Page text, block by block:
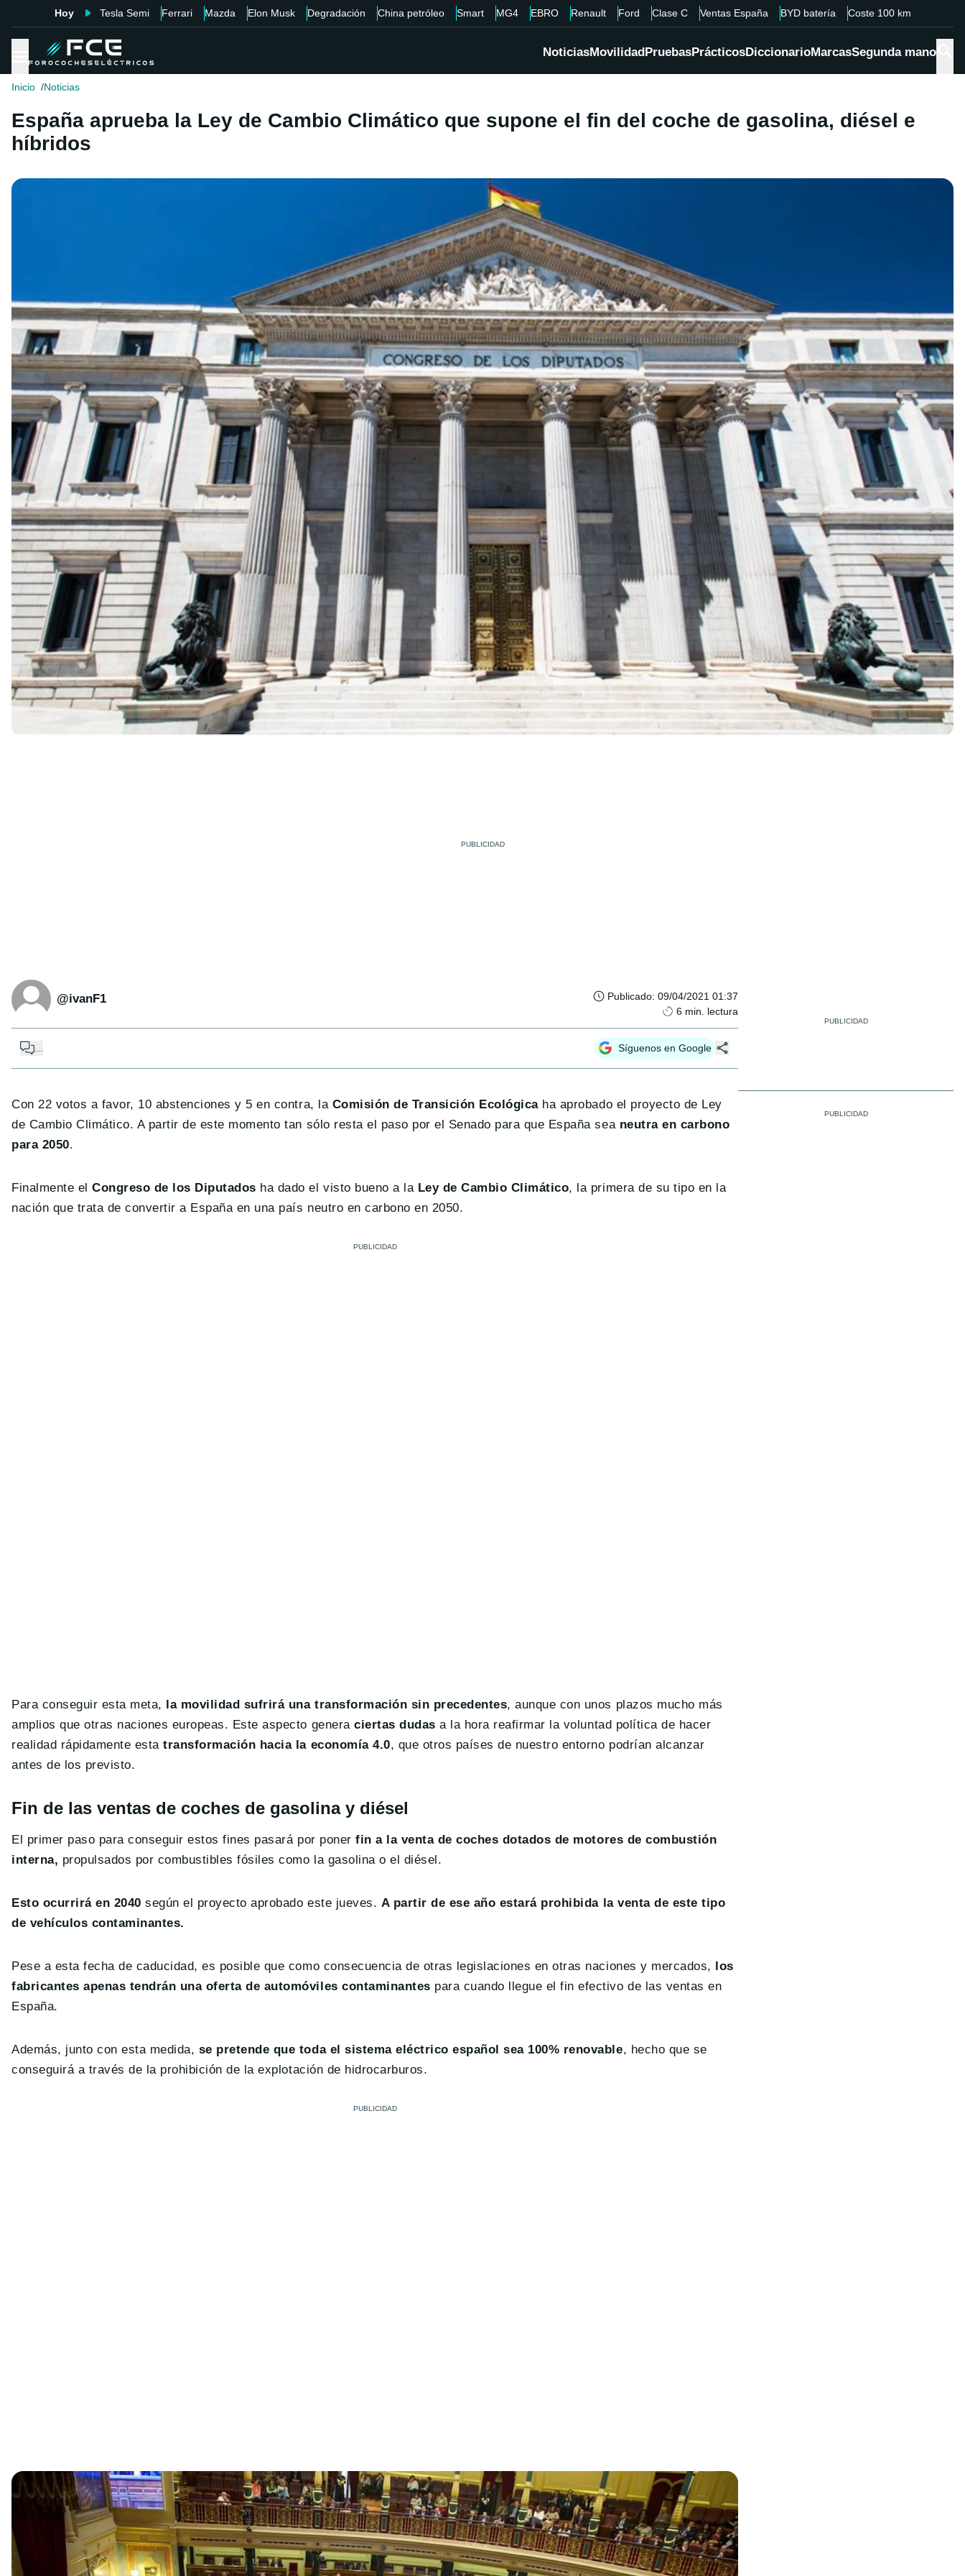
Hoy Tesla Semi Ferrari Mazda Elon Musk Degradación China petróleo Smart MG4 EBRO Renault Ford Clase C Ventas España BYD batería Coste 100 km
NoticiasMovilidadPruebasPrácticosDiccionarioMarcasSegunda mano
Inicio Noticias
España aprueba la Ley de Cambio Climático que supone el fin del coche de gasolina, diésel e
híbridos
@ivanF1 Publicado: 09/04/2021 01:37
6 min. lectura
Síguenos en Google
Con 22 votos a favor, 10 abstenciones y 5 en contra, la Comisión de Transición Ecológicaha aprobado el proyecto de Ley
de Cambio Climático. A partir de este momento tan sólo resta el paso por el Senado para que España sea neutra en carbono
para 2050.
Finalmente elCongreso de los Diputados ha dado el visto bueno a la Ley de Cambio Climático, la primera de su tipo en la
nación que trata de convertir a España en una país neutro en carbono en 2050.
Para conseguir esta meta, la movilidad sufrirá una transformación sin precedentes, aunque con unos plazos mucho más
amplios que otras naciones europeas. Este aspecto generaciertas dudas a la hora reafirmar la voluntad política de hacer
realidad rápidamente estatransformación hacia la economía 4.0, que otros países de nuestro entorno podrían alcanzar
antes de los previsto.
Fin de las ventas de coches de gasolina y diésel
El primer paso para conseguir estos fines pasará por poner fin a la venta de coches dotados de motores de combustión
interna, propulsados por combustibles fósiles como la gasolina o el diésel.
Esto ocurrirá en 2040 según el proyecto aprobado este jueves. A partir de ese año estará prohibida la venta de este tipo
de vehículos contaminantes.
Pese a esta fecha de caducidad, es posible que como consecuencia de otras legislaciones en otras naciones y mercados, los
fabricantes apenas tendrán una oferta de automóviles contaminantes para cuando llegue el fin efectivo de las ventas en
España.
Además, junto con esta medida, se pretende que toda el sistema eléctrico español sea 100% renovable, hecho que se
conseguirá a través de la prohibición de la explotación de hidrocarburos.